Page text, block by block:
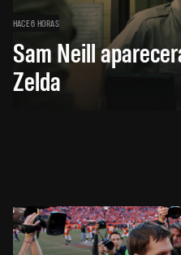
HACE 6 HORAS
Sam Neill
Zelda